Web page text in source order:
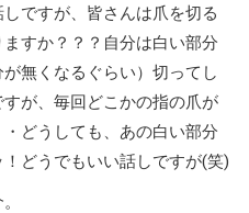
ですが、皆さんは爪を切る
すか？？？自分は白い部分
無くなるぐらい）切ってし
が、毎回どこかの指の爪が
どうしても、あの白い部分
どうでもいい話しですが(笑)